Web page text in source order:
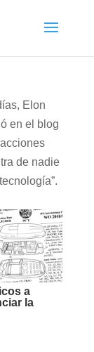
a
la
Elon
en el blog
de nadie